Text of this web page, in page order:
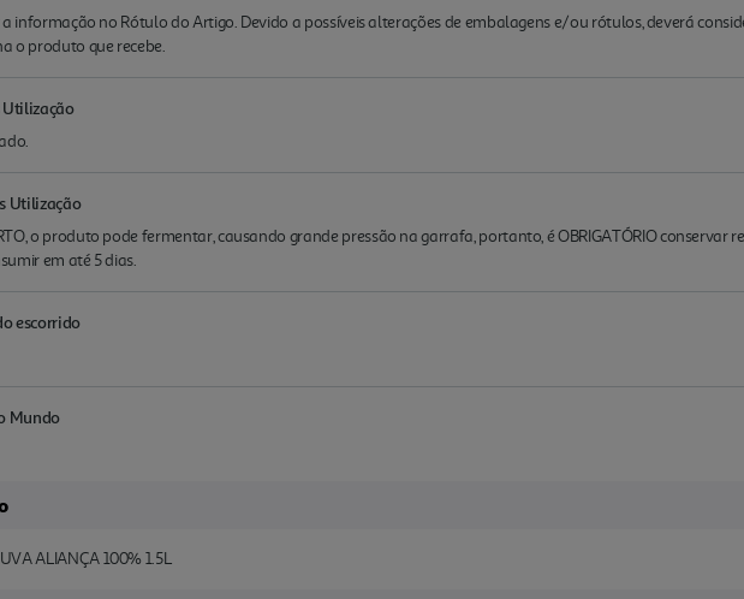
informação no Rótulo do Artigo. Devido a possíveis alterações de embalagens e/ou rótulos, deverá
o produto que recebe.
Utilização
Utilização
o produto pode fermentar, causando grande pressão na garrafa, portanto, é OBRIGATÓRIO conservar
em até 5 dias.
escorrido
Mundo
ALIANÇA 100% 1.5L